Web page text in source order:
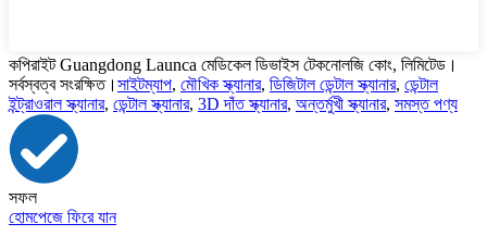
কপিরাইট Guangdong Launca মেডিকেল ডিভাইস টেকনোলজি কোং, লিমিটেড।
সর্বস্বত্ব সংরক্ষিত। সাইটম্যাপ, মৌখিক স্ক্যানার, ডিজিটাল ডেন্টাল স্ক্যানার, ডেন্টাল
ইন্ট্রাওরাল স্ক্যানার, ডেন্টাল স্ক্যানার, 3D দাঁত স্ক্যানার, অন্তর্মুখী স্ক্যানার, সমস্ত পণ্য
সফল
হোমপেজে ফিরে যান